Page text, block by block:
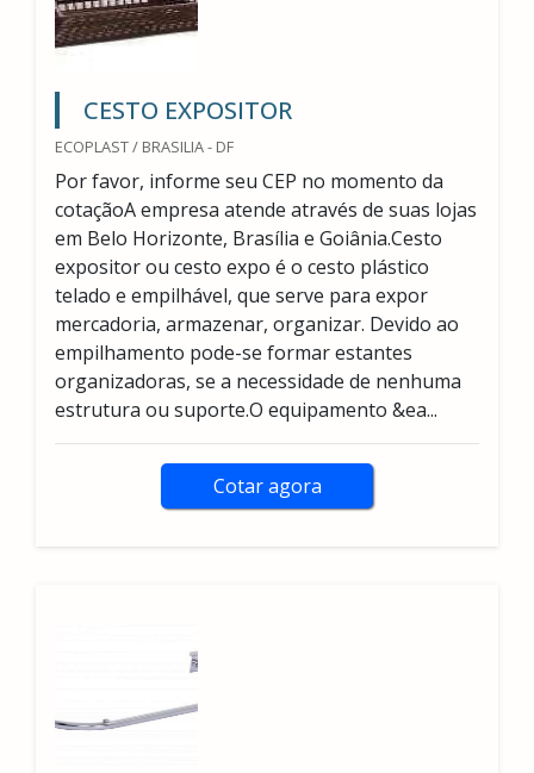
CESTO EXPOSITOR
ECOPLAST / BRASILIA - DF
Por favor, informe seu CEP no momento da
cotaçãoA empresa atende através de suas lojas
em Belo Horizonte, Brasília e Goiânia.Cesto
expositor ou cesto expo é o cesto plástico
telado e empilhável, que serve para expor
mercadoria, armazenar, organizar. Devido ao
empilhamento pode-se formar estantes
organizadoras, se a necessidade de nenhuma
estrutura ou suporte.O equipamento &ea...
Cotar agora